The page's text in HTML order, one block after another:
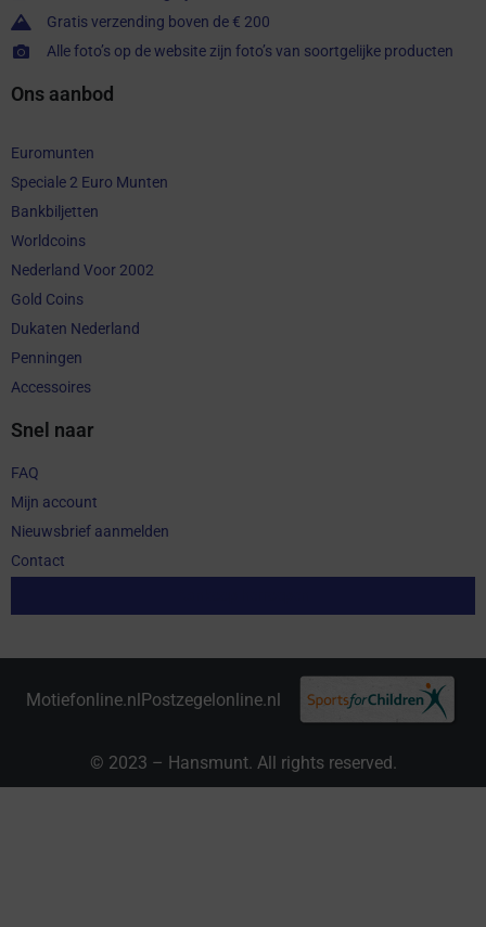
Gratis verzending boven de € 200
Alle foto’s op de website zijn foto’s van soortgelijke producten
Ons aanbod
Euromunten
Speciale 2 Euro Munten
Bankbiljetten
Worldcoins
Nederland Voor 2002
Gold Coins
Dukaten Nederland
Penningen
Accessoires
Snel naar
FAQ
Mijn account
Nieuwsbrief aanmelden
Contact
Motiefonline.nl Postzegelonline.nl
© 2023 – Hansmunt. All rights reserved.